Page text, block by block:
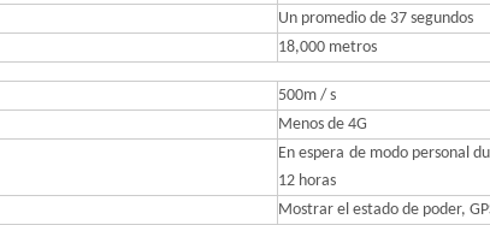
Un promedio de 37 segundos
18,000 metros
500m / s
Menos de 4G
En espera de modo personal
12 horas
Mostrar el estado de poder,